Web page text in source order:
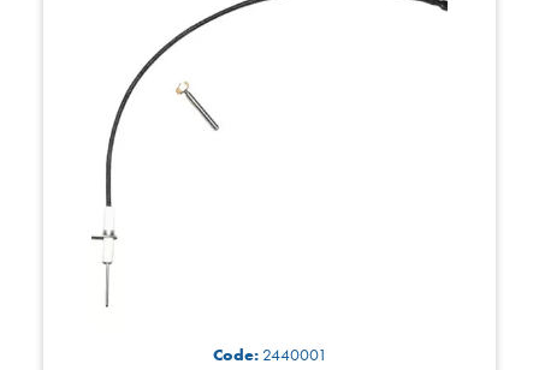
Code:2440001